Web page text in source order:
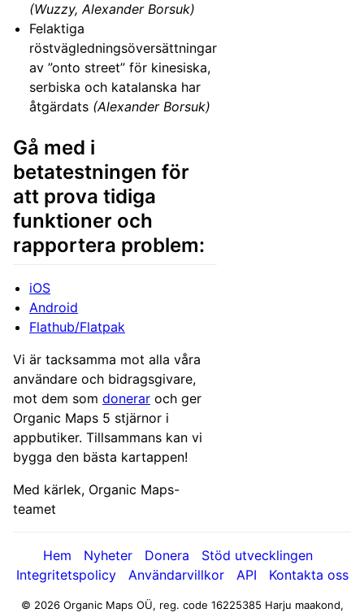
(Wuzzy, Alexander Borsuk)
Felaktiga
röstvägledningsöversättningar
av ”onto street” för kinesiska,
serbiska och katalanska har
åtgärdats (Alexander Borsuk)
Gå med i
betatestningen för
att prova tidiga
funktioner och
rapportera problem:
iOS
Android
Flathub/Flatpak
Vi är tacksamma mot alla våra
användare och bidragsgivare,
mot dem som donerar och ger
Organic Maps 5 stjärnor i
appbutiker. Tillsammans kan vi
bygga den bästa kartappen!
Med kärlek, Organic Maps-
teamet
Hem Nyheter Donera
Stöd utvecklingen
Integritetspolicy
Användarvillkor API Kontakta oss
© 2026 Organic Maps OÜ, reg. code 16225385 Harju maakond,